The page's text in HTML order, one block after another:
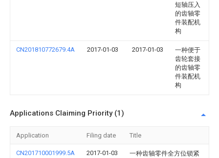
短轴压入
的齿轴零
件装配机
构
CN201810772679.4A 2017-01-03 2017-01-03
一种便于
齿轮套接
的齿轴零
件装配机
构
Applications Claiming Priority (1)
Application Filing date Title
CN201710001999.5A 2017-01-03
一种齿轴零件全方位锁紧